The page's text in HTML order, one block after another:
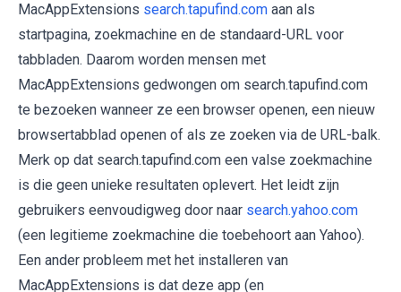
MacAppExtensions search.tapufind.com aan als
startpagina, zoekmachine en de standaard-URL voor
tabbladen. Daarom worden mensen met
MacAppExtensions gedwongen om search.tapufind.com
te bezoeken wanneer ze een browser openen, een nieuw
browsertabblad openen of als ze zoeken via de URL-balk.
Merk op dat search.tapufind.com een ​​valse zoekmachine
is die geen unieke resultaten oplevert. Het leidt zijn
gebruikers eenvoudigweg door naar search.yahoo.com
(een legitieme zoekmachine die toebehoort aan Yahoo).
Een ander probleem met het installeren van
MacAppExtensions is dat deze app (en